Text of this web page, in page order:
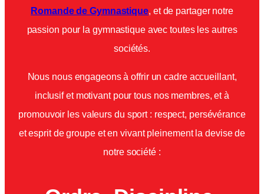
Romande de Gymnastique , et de partager notre
passion pour la gymnastique avec toutes les autres
sociétés.
Nous nous engageons à offrir un cadre accueillant,
inclusif et motivant pour tous nos membres, et à
promouvoir les valeurs du sport : respect, persévérance
et esprit de groupe et en vivant pleinement la devise de
notre société :